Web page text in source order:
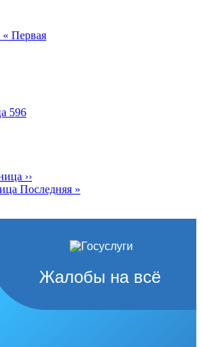
« Первая
596
››
Последняя »
Жалобы на всё